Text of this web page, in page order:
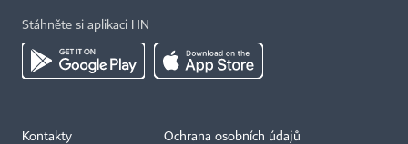
Stáhněte si aplikaci HN
Kontakty Ochrana osobních údajů